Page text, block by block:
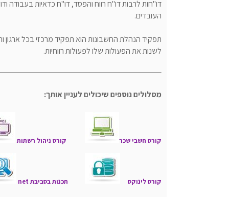
דו"חות לרבות דו"ח רווח והפסד, דו"ח כדאיות בעבודה
העובדים.
תפקיד הנהלת החשבונות הוא תפקיד מרכזי בכל ארגון
לשנות את הפעולות שלו לפעולות רווחיות.
מסלולים נוספים שיכולים לעניין אותך:
קורס חשבי שכר קורס ניהול רשתות
קורס לינוקס תכנות בסביבת net